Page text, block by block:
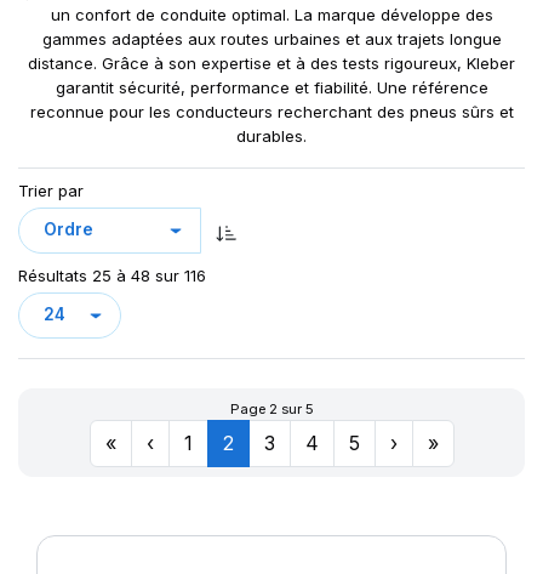
un confort de conduite optimal. La marque développe des
gammes adaptées aux routes urbaines et aux trajets longue
distance. Grâce à son expertise et à des tests rigoureux, Kleber
garantit sécurité, performance et fiabilité. Une référence
reconnue pour les conducteurs recherchant des pneus sûrs et
durables.
Trier par
Résultats 25 à 48 sur 116
Page 2 sur 5
« ‹ 1 2 3 4 5 › »